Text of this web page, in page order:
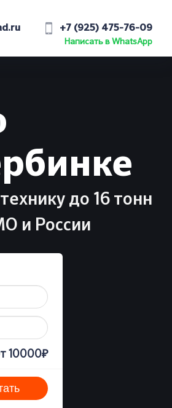
+7 (925) 475-76-09
Написать в WhatsApp
до 16 тонн
и России
10000₽